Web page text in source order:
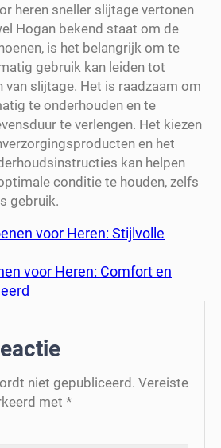
heren sneller slijtage vertonen
Hogan bekend staat om de
is het belangrijk om te
gebruik kan leiden tot
slijtage. Het is raadzaam om
te onderhouden en te
te verlengen. Het kiezen
en het
kan helpen
conditie te houden, zelfs
gebruik.
voor Heren: Stijlvolle
voor Heren: Comfort en
niet gepubliceerd. Vereiste
met *